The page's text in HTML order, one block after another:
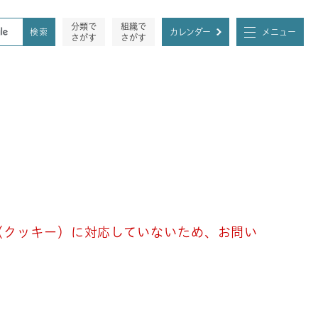
分類で
さがす
組織で
さがす
カレンダー メニュー
ッキー）に対応していないため、お問い